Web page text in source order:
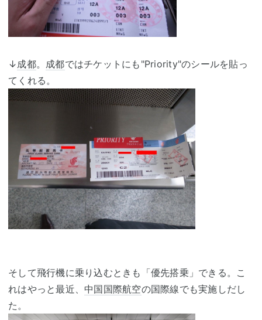
↓ 成都。 成都ではチケットにも"Priority"のシールを貼っ
てくれる。
そして飛行機に乗り込むときも「優先搭乗」できる。こ
れはやっと最近、 中国国際航空の国際線でも実施しだし
た。